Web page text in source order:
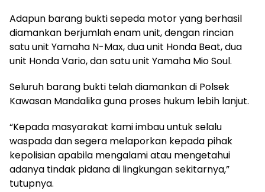
Adapun barang bukti sepeda motor yang berhasil
diamankan berjumlah enam unit, dengan rincian
satu unit Yamaha N-Max, dua unit Honda Beat, dua
unit Honda Vario, dan satu unit Yamaha Mio Soul.
Seluruh barang bukti telah diamankan di Polsek
Kawasan Mandalika guna proses hukum lebih lanjut.
“Kepada masyarakat kami imbau untuk selalu
waspada dan segera melaporkan kepada pihak
kepolisian apabila mengalami atau mengetahui
adanya tindak pidana di lingkungan sekitarnya,”
tutupnya.